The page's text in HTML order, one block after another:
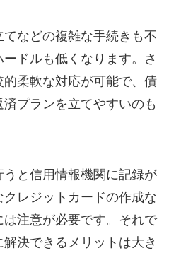
などの複雑な手続きも不
ドルも低くなります。さ
的柔軟な対応が可能で、債
プランを立てやすいのも
と信用情報機関に記録が
レジットカードの作成な
は注意が必要です。それで
決できるメリットは大き